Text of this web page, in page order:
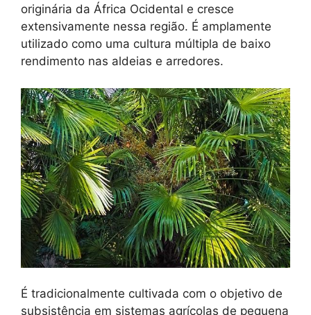
originária da África Ocidental e cresce
extensivamente nessa região. É amplamente
utilizado como uma cultura múltipla de baixo
rendimento nas aldeias e arredores.
É tradicionalmente cultivada com o objetivo de
subsistência em sistemas agrícolas de pequena